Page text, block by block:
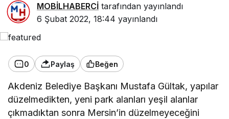
MOBİLHABERCİ tarafından yayınlandı
6 Şubat 2022, 18:44 yayınlandı
0 Paylaş Beğen
Akdeniz Belediye Başkanı Mustafa Gültak, yapılar
düzelmedikten, yeni park alanları yeşil alanlar
çıkmadıktan sonra Mersin’in düzelmeyeceğini